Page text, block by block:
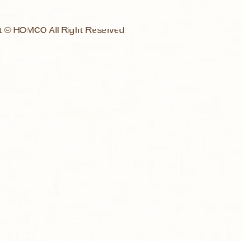
© HOMCO All Right Reserved.